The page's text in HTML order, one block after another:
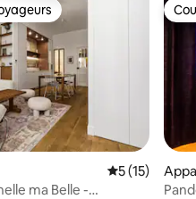
Évaluation
5 (15)
ma Belle -